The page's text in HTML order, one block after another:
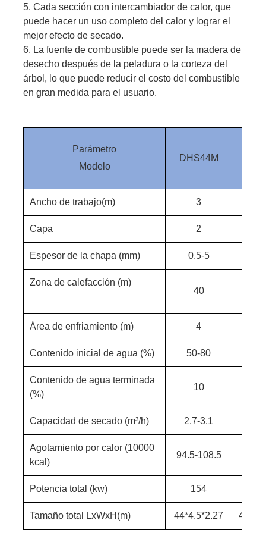
5. Cada sección con intercambiador de calor, que
puede hacer un uso completo del calor y lograr el
mejor efecto de secado.
6. La fuente de combustible puede ser la madera de
desecho después de la peladura o la corteza del
árbol, lo que puede reducir el costo del combustible
en gran medida para el usuario.
Parámetro
Modelo
DHS44M
Ancho de trabajo(m) 3
Capa 2
Espesor de la chapa (mm) 0.5-5
Zona de calefacción (m)
40
Área de enfriamiento (m) 4
Contenido inicial de agua (%) 50-80
Contenido de agua terminada
(%)
10
Capacidad de secado (m³/h) 2.7-3.1
Agotamiento por calor (10000
kcal)
94.5-108.5
Potencia total (kw) 154
Tamaño total LxWxH(m) 44*4.5*2.27